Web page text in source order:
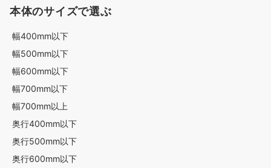
本体のサイズで選ぶ
幅400mm以下
幅500mm以下
幅600mm以下
幅700mm以下
幅700mm以上
奥行400mm以下
奥行500mm以下
奥行600mm以下